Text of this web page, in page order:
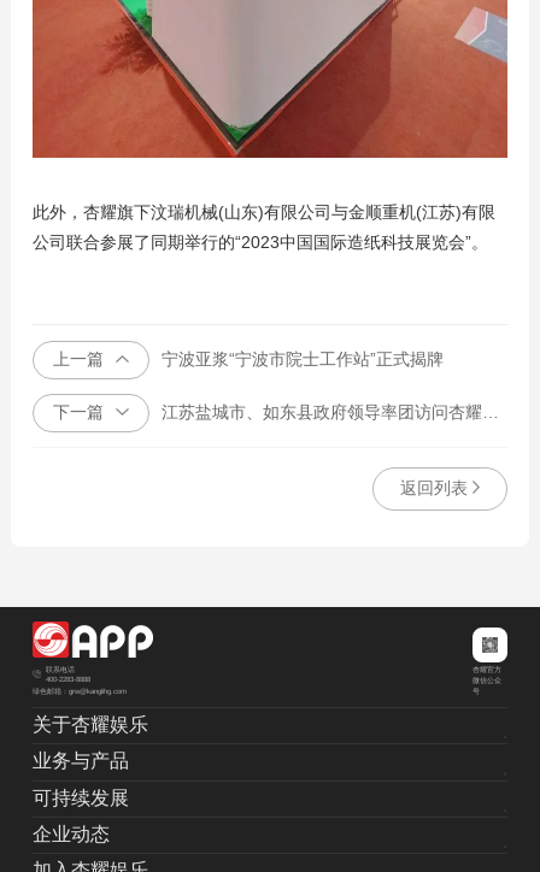
此外，杏耀旗下汶瑞机械(山东)有限公司与金顺重机(江苏)有限
公司联合参展了同期举行的“2023中国国际造纸科技展览会”。
上一篇 宁波亚浆“宁波市院士工作站”正式揭牌
下一篇 江苏盐城市、如东县政府领导率团访问杏耀娱乐雅加达总部
返回列表
联系电话
400-2283-8888
绿色邮箱：grw@kanglihg.com
杏耀官方
微信公众
号
关于杏耀娱乐
业务与产品
可持续发展
企业动态